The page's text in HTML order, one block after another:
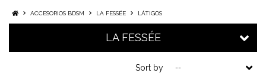
ACCESORIOS BDSM LA FESSÉE LÁTIGOS
LA FESSÉE
Sort by --